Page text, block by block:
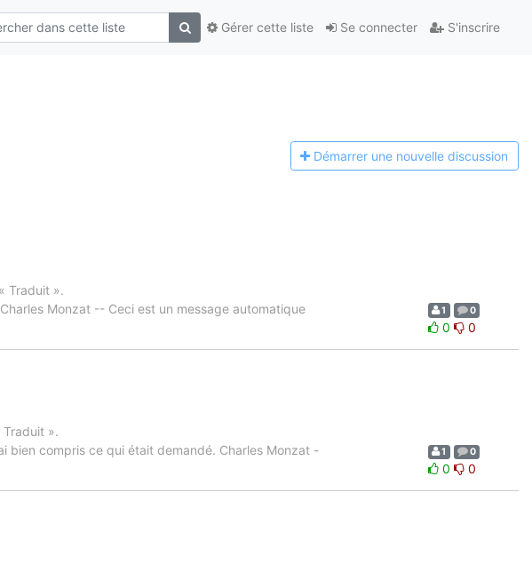
Se connecter S'inscrire
Gérer cette liste
Démarrer une nouvelle discussion
Traduit ».
Monzat -- Ceci est un message automatique
1 0
0 0
».
bien compris ce qui était demandé. Charles Monzat -
1 0
0 0